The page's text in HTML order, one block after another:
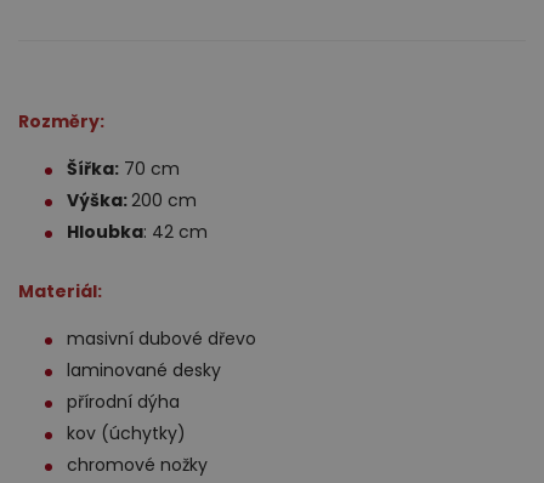
Rozměry:
Šířka: 70 cm
Výška:200 cm
Hloubka: 42 cm
Materiál:
masivní dubové dřevo
laminované desky
přírodní dýha
kov (úchytky)
chromové nožky